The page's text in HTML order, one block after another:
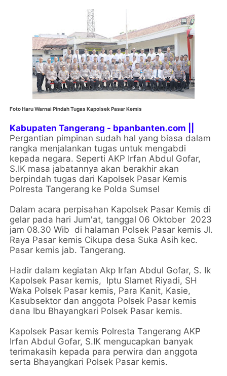
Foto Haru Warnai Pindah Tugas Kapolsek Pasar Kemis
Kabupaten Tangerang - bpanbanten.com ||
Pergantian pimpinan sudah hal yang biasa dalam
rangka menjalankan tugas untuk mengabdi
kepada negara. Seperti AKP Irfan Abdul Gofar,
S.IK masa jabatannya akan berakhir akan
berpindah tugas dari Kapolsek Pasar Kemis
Polresta Tangerang ke Polda Sumsel
Dalam acara perpisahan Kapolsek Pasar Kemis di
gelar pada hari Jum'at, tanggal 06 Oktober 2023
jam 08.30 Wib di halaman Polsek Pasar kemis Jl.
Raya Pasar kemis Cikupa desa Suka Asih kec.
Pasar kemis jab. Tangerang.
Hadir dalam kegiatan Akp Irfan Abdul Gofar, S. Ik
Kapolsek Pasar kemis, Iptu Slamet Riyadi, SH
Waka Polsek Pasar kemis, Para Kanit, Kasie,
Kasubsektor dan anggota Polsek Pasar kemis
dana Ibu Bhayangkari Polsek Pasar kemis.
Kapolsek Pasar kemis Polresta Tangerang AKP
Irfan Abdul Gofar, S.IK mengucapkan banyak
terimakasih kepada para perwira dan anggota
serta Bhayangkari Polsek Pasar kemis.